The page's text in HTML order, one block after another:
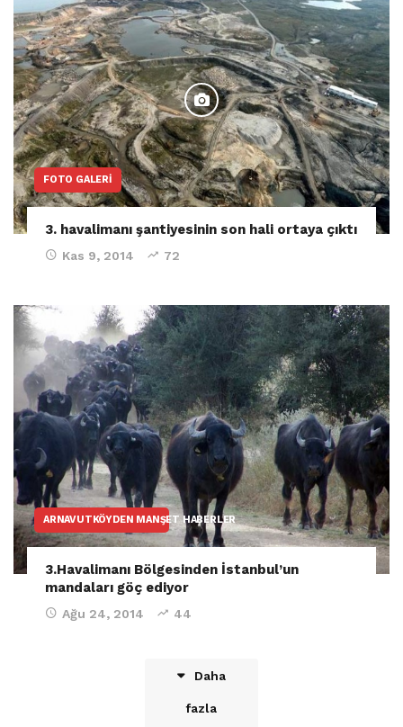
FOTO GALERI
3. havalimanı şantiyesinin son hali ortaya çıktı
Kas 9, 2014 72
ARNAVUTKÖYDEN MANŞET HABERLER
3.Havalimanı Bölgesinden İstanbul’un
mandaları göç ediyor
Ağu 24, 2014 44
Daha
fazla